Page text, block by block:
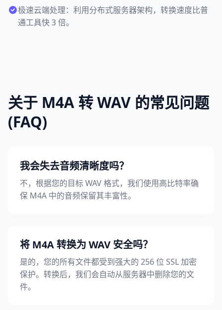
极速云端处理：利用分布式服务器架构，转换速度比普
通工具快 3 倍。
关于 M4A 转 WAV 的常见问题
(FAQ)
我会失去音频清晰度吗？
不，根据您的目标 WAV 格式，我们使用高比特率确
保 M4A 中的音频保留其丰富性。
将 M4A 转换为 WAV 安全吗？
是的，您的所有文件都受到强大的 256 位 SSL 加密
保护。转换后，我们会自动从服务器中删除您的文
件。